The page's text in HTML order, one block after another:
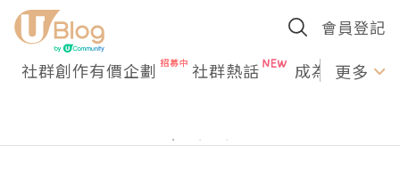
會員登記
社群創作有價企劃 社群熱話 成為U更多